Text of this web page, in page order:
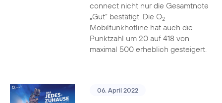
connect nicht nur die Gesamtnote
„Gut“ bestätigt. Die O2
Mobilfunkhotline hat auch die
Punktzahl um 20 auf 418 von
maximal 500 erheblich gesteigert.
06. April 2022